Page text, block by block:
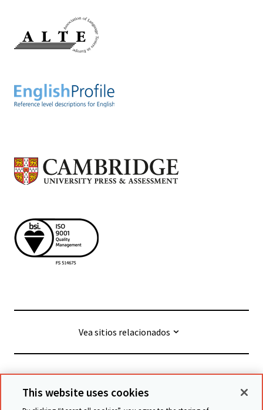
Vea sitios relacionados
© Cambridge University Press & Assessment
This website uses cookies